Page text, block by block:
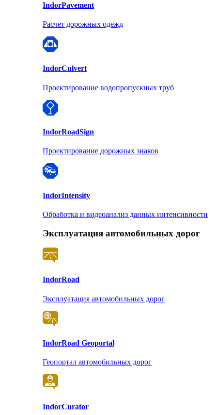
IndorPavement
Расчёт дорожных одежд
IndorCulvert
Проектирование водопропускных труб
IndorRoadSign
Проектирование дорожных знаков
IndorIntensity
Обработка и видеоанализ данных интенсивности
Эксплуатация автомобильных дорог
IndorRoad
Эксплуатация автомобильных дорог
IndorRoad Geoportal
Геопортал автомобильных дорог
IndorCurator